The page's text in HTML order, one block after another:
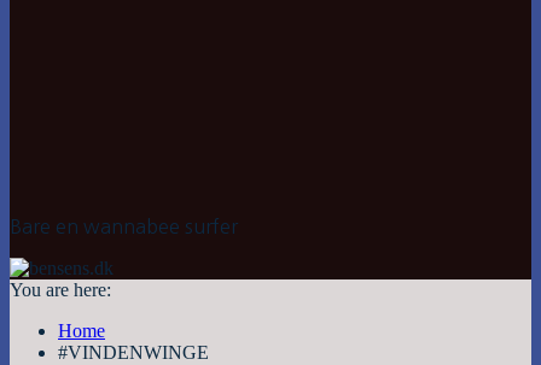
Bare en wannabee surfer
You are here:
Home
#VINDENWINGE